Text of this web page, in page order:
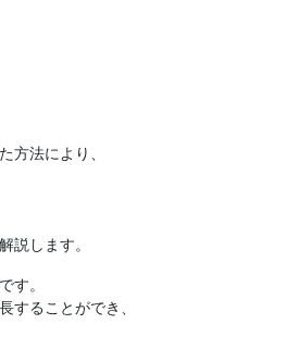
方法により、
説します。
す。
することができ、